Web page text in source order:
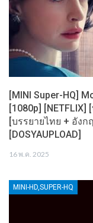
[MINI Super-HQ]
[1080p] [NETFLIX]
[บรรยายไทย + อังก
[DOSYAUPLOAD]
16 พ.ค. 2025
MINI-HD,SUPER-HQ